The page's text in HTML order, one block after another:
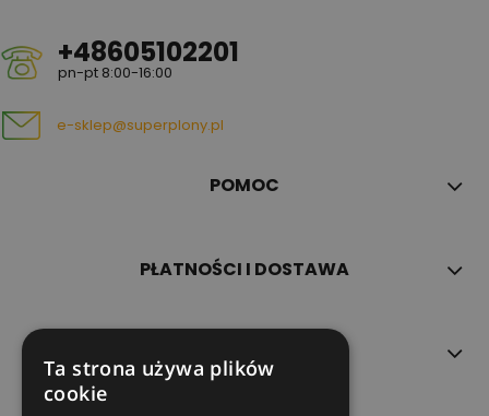
+48605102201
pn-pt 8:00-16:00
e-sklep@superplony.pl
POMOC
PŁATNOŚCI I DOSTAWA
Ta strona używa plików
cookie